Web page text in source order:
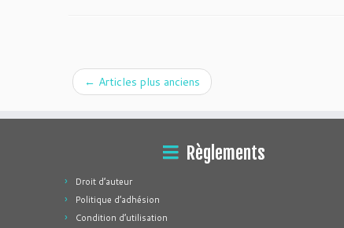
← Articles plus anciens
Règlements
Droit d’auteur
Politique d’adhésion
Condition d’utilisation